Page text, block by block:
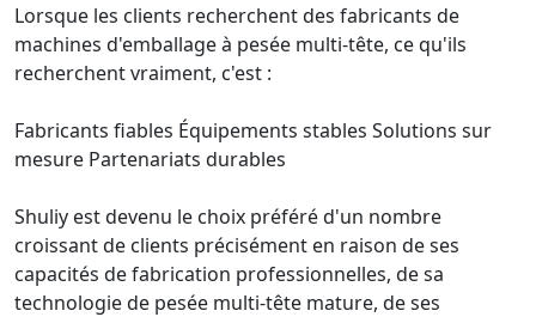
Lorsque les clients recherchent des fabricants de
machines d'emballage à pesée multi-tête, ce qu'ils
recherchent vraiment, c'est :
Fabricants fiables Équipements stables Solutions sur
mesure Partenariats durables
Shuliy est devenu le choix préféré d'un nombre
croissant de clients précisément en raison de ses
capacités de fabrication professionnelles, de sa
technologie de pesée multi-tête mature, de ses